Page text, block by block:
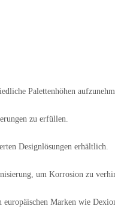
Palettenhöhen
zu erfüllen.
Designlösungen erhältlich.
um Korrosion zu
Marken wie